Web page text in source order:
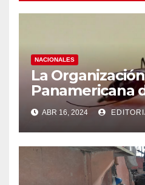
NACIONALES
La Organización
Panamericana
(OPS),
medidas ante
casos de
ABR 16, 2024